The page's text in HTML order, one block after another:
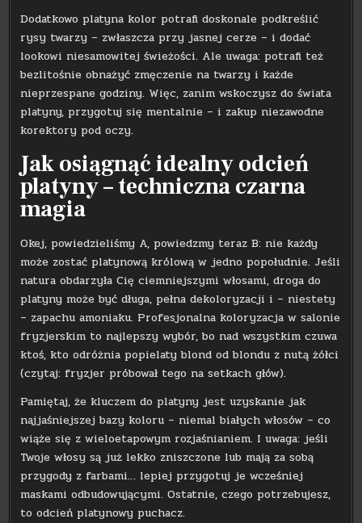
Dodatkowo platyna kolor potrafi doskonale podkreślić
rysy twarzy – zwłaszcza przy jasnej cerze – i dodać
lookowi niesamowitej świeżości. Ale uwaga: potrafi też
bezlitośnie obnażyć zmęczenie na twarzy i każde
nieprzespane godziny. Więc, zanim wskoczysz do świata
platyny, przygotuj się mentalnie – i zakup niezawodne
korektory pod oczy.
Jak osiągnąć idealny odcień
platyny – techniczna czarna
magia
Okej, powiedzieliśmy A, powiedzmy teraz B: nie każdy
może zostać platynową królową w jedno popołudnie. Jeśli
natura obdarzyła Cię ciemniejszymi włosami, droga do
platyny może być długa, pełna dekoloryzacji i – niestety
– zapachu amoniaku. Profesjonalna koloryzacja w salonie
fryzjerskim to najlepszy wybór, bo nad wszystkim czuwa
ktoś, kto odróżnia popielaty blond od blondu z nutą żółci
(czytaj: fryzjer próbował tego na setkach głów).
Pamiętaj, że kluczem do platyny jest uzyskanie jak
najjaśniejszej bazy koloru – niemal białych włosów – co
wiąże się z wieloetapowym rozjaśnianiem. I uwaga: jeśli
Twoje włosy są już lekko zniszczone lub mają za sobą
przygody z farbami… lepiej przygotuj je wcześniej
maskami odbudowującymi. Ostatnie, czego potrzebujesz,
to odcień platynowy puchacz.